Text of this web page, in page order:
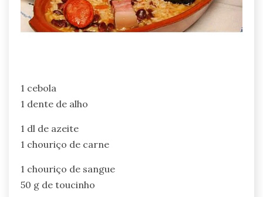
1 cebola
1 dente de alho
1 dl de azeite
1 chouriço de carne
1 chouriço de sangue
50 g de toucinho